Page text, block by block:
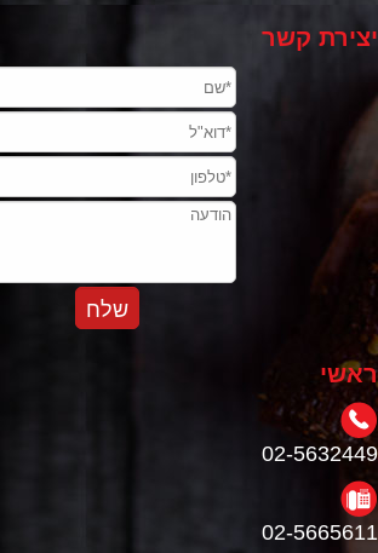
יצירת קשר
ראשי
02-5632449
02-5665611